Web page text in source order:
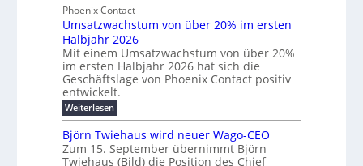
r
a
u
c
h
t
m
e
r
T
u
b
ü
r
m
o
d
e
e
N
H
-
S
i
c
h
e
r
u
e
i
l
i
g
u
n
g
b
e
h
r
f
a
c
h
d
u
r
c
f
ü
h
Phoenix Contact
Umsatzwachstum von über 20% im ersten
Halbjahr 2026
Mit einem Umsatzwachstum von über 20%
im ersten Halbjahr 2026 hat sich die
Geschäftslage von Phoenix Contact positiv
entwickelt.
Weiterlesen:
U
m
s
a
Björn Twiehaus wird neuer Wago-CEO
Zum 15. September übernimmt Björn
Twiehaus (Bild) die Position des Chief